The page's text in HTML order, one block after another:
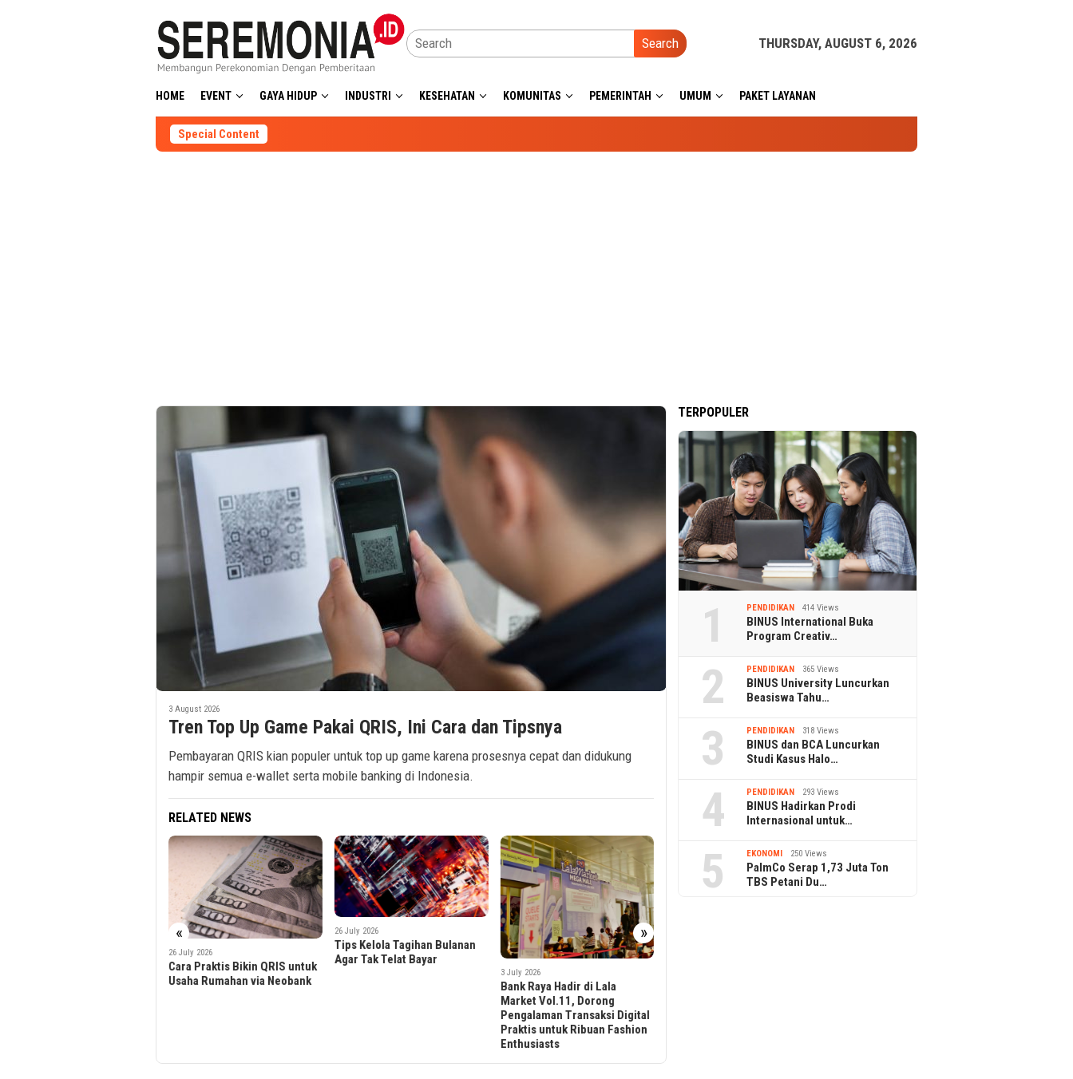
Search THURSDAY, AUGUST 6, 2026
HOME EVENT GAYA HIDUP INDUSTRI KESEHATAN KOMUNITAS PEMERINTAH UMUM PAKET LAYANAN
Special Content
3 August 2026
Tren Top Up Game Pakai QRIS, Ini Cara dan Tipsnya
Pembayaran QRIS kian populer untuk top up game karena prosesnya cepat dan didukung
hampir semua e-wallet serta mobile banking di Indonesia.
RELATED NEWS
« »
26 July 2026
Agar Tak Telat Bayar
3 July 2026
Bank Raya Dukung Lala Market
Transaksi Digital Praktis
untuk Ribuan Fashion
Enthusiasts
TERPOPULER
1 PENDIDIKAN 414 Views
BINUS International Buka
Program Creativ…
2 PENDIDIKAN 365 Views
BINUS University Luncurkan
Beasiswa Tahu…
3 PENDIDIKAN 318 Views
BINUS dan BCA Luncurkan
Studi Kasus Halo…
4 PENDIDIKAN 293 Views
BINUS Hadirkan Prodi
Internasional untuk…
5 EKONOMI 250 Views
PalmCo Serap 1,73 Juta Ton
TBS Petani Du…